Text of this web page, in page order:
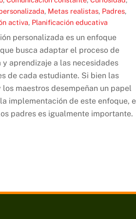
, Metas realistas, Padres,
activa, Planificación educativa
personalizada es un enfoque
busca adaptar el proceso de
y aprendizaje a las necesidades
de cada estudiante. Si bien las
los maestros desempeñan un papel
implementación de este enfoque,
padres es igualmente importante.